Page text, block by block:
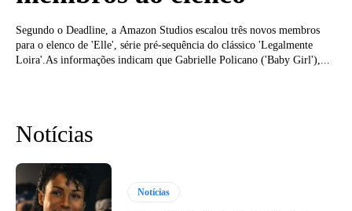
Segundo o Deadline, a Amazon Studios escalou três novos membros
para o elenco de 'Elle', série pré-sequência do clássico 'Legalmente
Loira'.As informações indicam que Gabrielle Policano ('Baby Girl'),...
Notícias
Notícias